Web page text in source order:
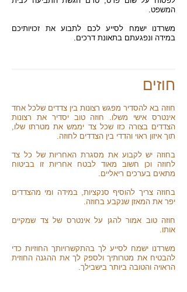
המשפט.
משרדנו ישמח לסייע לכם לתבוע את זכויותיכם
במידה ונפגעתם בתאונת דרכים.
חוזים
חוזה בא להסדיר מפגש רצונות בין צדדים שלכל אחד
אינטרס אישי משלו. חוזה טוב יסדיר את רצונות
הצדדים בצורה כזו שכל צד יממש את מטרתו שלו,
תוך איזון ראוי והדדי בין הצדדים לחוזה.
בחוזה יש לקבוע את מסגרת האחריות של כל צד
לחוזה וכן חשוב מאוד לבטח אחריות זו בביטוח
מתאים בערכים ריאליים.
בחוזה צריך להוסיף סנקציות, במידה ומי מהצדדים
יפר את המאזן שנקבע בחוזה.
חוזה טוב אמור להגן על אינטרס של צד שמקיים
אותו.
משרדנו ישמח לסייע לך בהתקשרויותך החוזיות כדי
להבטיח את מטרותיך ולספק לך את ההגנה החוזית
הראויה והטובה ביותר בישבילך.